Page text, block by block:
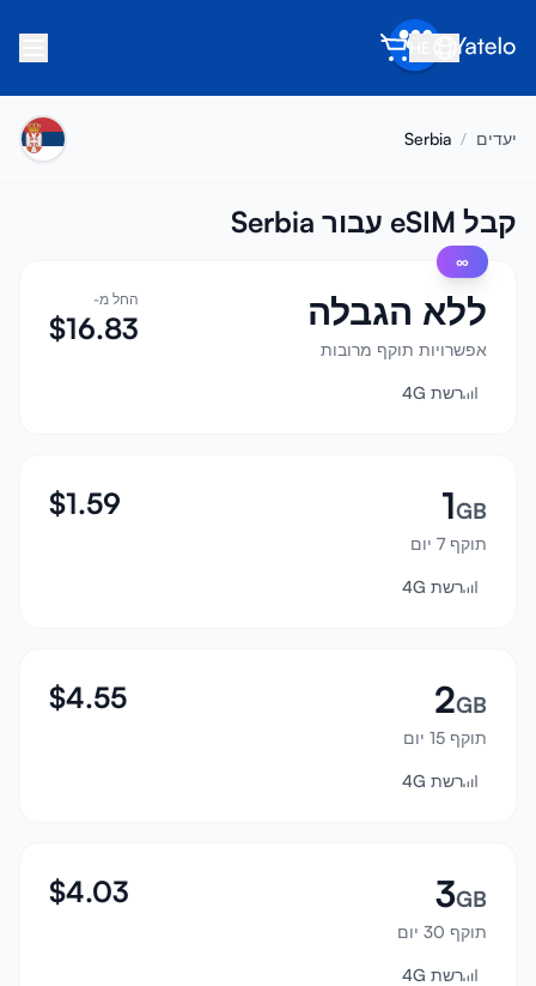
אודות
הרוויח
הפנה חבר
הפוך לשותף
מרכז עזרה
תאימות מכשירים
התחבר
יעדים /
Serbia
קבל eSIM עבור Serbia
∞
ללא הגבלה
אפשרויות תוקף מרובות
החל מ-
$16.83
רשת 4G
1GB
תוקף 7 יום
$1.59
רשת 4G
2GB
תוקף 15 יום
$4.55
רשת 4G
3GB
תוקף 30 יום
$4.03
רשת 4G